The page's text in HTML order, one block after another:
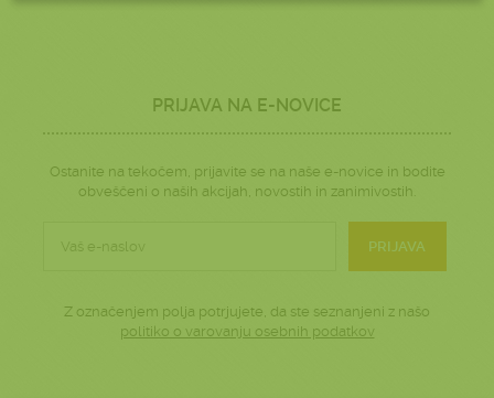
PRIJAVA NA E-NOVICE
Ostanite na tekočem, prijavite se na naše e-novice in bodite
obveščeni o naših akcijah, novostih in zanimivostih.
PRIJAVA
Z označenjem polja potrjujete, da ste seznanjeni z našo
politiko o varovanju osebnih podatkov